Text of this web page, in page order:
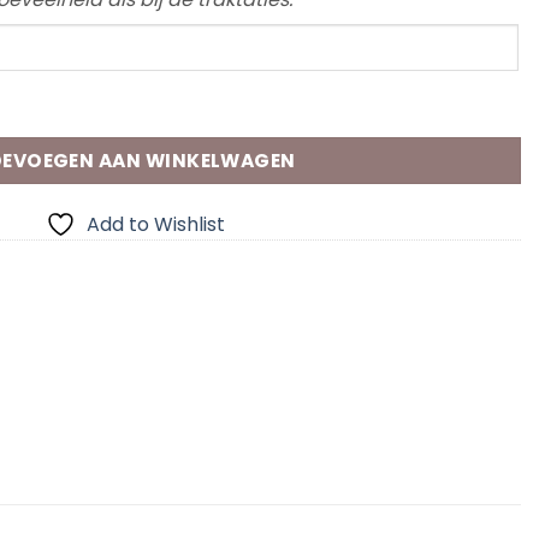
AAN WINKELWAGEN
Add to Wishlist